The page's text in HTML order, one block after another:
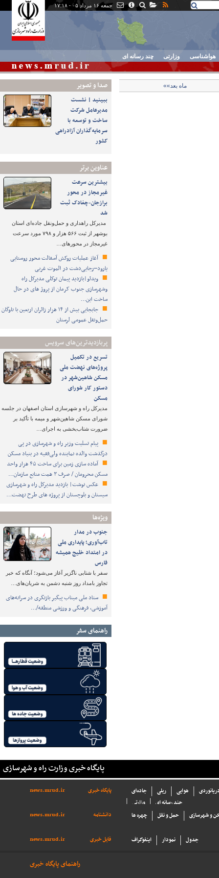
جمعه ۱۶ مرداد ۰۵ - ۱۷:۱۸
هواشناسی وزارتی چند رسانه ای
صدا و تصوير
ببینید | نشست
مدیرعامل شرکت
ساخت و توسعه با
سرمایه‌گذاران آزادراهی
کشور
عناوین برتر
بیشترین سرعت
غیرمجاز در محور
برازجان-چغادک ثبت
شد
مدیرکل راهداری و حمل‌ونقل جاده‌ای استان
بوشهر از ثبت ۵۶۶ هزار و ۷۹۸ مورد سرعت
غیرمجاز در محورهای…
آغاز عملیات روکش آسفالت محور روستایی
یارود–رجایی‌دشت در الموت غربی
ویدئو|بازدید پیمان توکلی مدیرکل راه
وشهرسازی جنوب کرمان از پروژ های در حال
ساخت این…
جابجایی بیش از ۱۴ هزار زائران اربعین با ناوگان
حمل‌ونقل عمومی لرستان
پربازدیدترین‌های سرویس
تسریع در تکمیل
پروژه‌های نهضت ملی
مسکن شاهین‌شهر در
دستور کار شورای
مسکن
مدیرکل راه و شهرسازی استان اصفهان در جلسه
شورای مسکن شاهین‌شهر و میمه با تأکید بر
ضرورت شتاب‌بخشی به اجرای…
پیام تسلیت وزیر راه و شهرسازی در پی
درگذشت والده نماینده ولی‌فقیه در بنیاد مسکن
آماده سازی زمین برای ساخت ۴۵ هزار واحد
مسکن محرومان / صرف ۳ همت منابع سازمان…
عکس نوشت| بازدید مدیرکل راه و شهرسازی
سیستان و بلوچستان از پروژه های طرح نهضت…
ویژه‌ها
جنوب در مدار
تاب‌آوری؛ پایداری ملی
در امتداد خلیج همیشه
فارس
سفر با شتابی ناگزیر آغاز می‌شود؛ آنگاه که خبر
تجاوز بامداد روز شنبه دشمن به شریان‌های…
ستاد ملی میناب پیگیر بازنگری در سرانه‌های
آموزشی، فرهنگی و ورزشی منطقه/…
راهنمای سفر
ماه بعد»»
پایگاه خبری وزارت راه و شهرسازی
پایگاه خبری news.mrud.ir جاده‌ای ریلی هوایی
وزارتی
چند رسانه ای
دانشنامه
news.mrud.ir چهره ها حمل و نقل و شهرسازی
فایل خبری news.mrud.ir اینفوگراف نمودار جدول
راهنمای پایگاه خبری